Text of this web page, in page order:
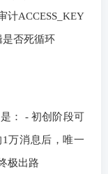
ACCESS_KEY
否死循环
： - 初创阶段可
1万消息后，唯一
极出路